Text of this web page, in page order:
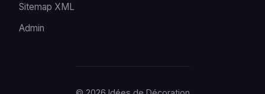
Sitemap XML
Admin